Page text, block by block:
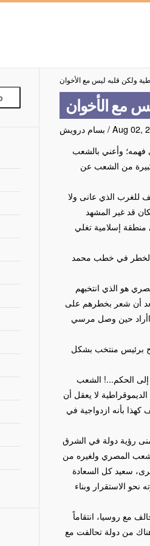
ولكن قلبه ليس مع الأخوان
مع الأخوان
بسام درويش /Aug 02,
وأعني بالشعب
من الشعب عن
للغرب الذي عانى ولا
قد غير المشهد
إسلامية تغلي
الخطر في خطب محمد
هو الذي انتخبهم
بعد أن شعر بخطرهم على
حين وصل مرسي
برئيس منتخب بشكل
إلى الحكم...! الشعب
لا يعقل أن
بأنه ازدواجية في
رؤية دولة في الشرق
المصري ولغيره من
سعيد كل السعادة
الاستقرار وبناء
مع روسيا، انتقاماً
من دولة تحالفت مع